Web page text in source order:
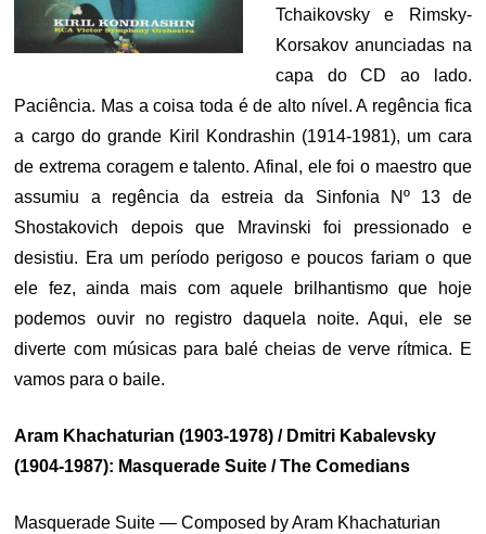
Tchaikovsky e Rimsky-
Korsakov anunciadas na
capa do CD ao lado.
Paciência. Mas a coisa toda é de alto nível. A regência fica
a cargo do grande Kiril Kondrashin (1914-1981), um cara
de extrema coragem e talento. Afinal, ele foi o maestro que
assumiu a regência da estreia da Sinfonia Nº 13 de
Shostakovich depois que Mravinski foi pressionado e
desistiu. Era um período perigoso e poucos fariam o que
ele fez, ainda mais com aquele brilhantismo que hoje
podemos ouvir no registro daquela noite. Aqui, ele se
diverte com músicas para balé cheias de verve rítmica. E
vamos para o baile.
Aram Khachaturian (1903-1978) / Dmitri Kabalevsky
(1904-1987): Masquerade Suite / The Comedians
Masquerade Suite — Composed by Aram Khachaturian